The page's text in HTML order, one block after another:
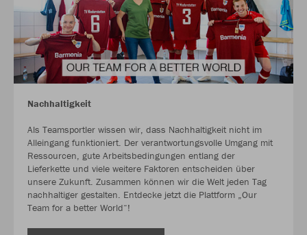
Nachhaltigkeit
Als Teamsportler wissen wir, dass Nachhaltigkeit nicht im
Alleingang funktioniert. Der verantwortungsvolle Umgang mit
Ressourcen, gute Arbeitsbedingungen entlang der
Lieferkette und viele weitere Faktoren entscheiden über
unsere Zukunft. Zusammen können wir die Welt jeden Tag
nachhaltiger gestalten. Entdecke jetzt die Plattform „Our
Team for a better World“!